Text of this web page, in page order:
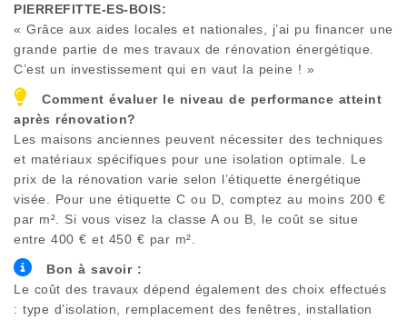
PIERREFITTE-ES-BOIS:
« Grâce aux aides locales et nationales, j’ai pu financer une
grande partie de mes travaux de rénovation énergétique.
C’est un investissement qui en vaut la peine ! »
Comment évaluer le niveau de performance atteint
après rénovation?
Les maisons anciennes peuvent nécessiter des techniques
et matériaux spécifiques pour une isolation optimale. Le
prix de la rénovation varie selon l’étiquette énergétique
visée. Pour une étiquette C ou D, comptez au moins 200 €
par m². Si vous visez la classe A ou B, le coût se situe
entre 400 € et 450 € par m².
Bon à savoir :
Le coût des travaux dépend également des choix effectués
: type d’isolation, remplacement des fenêtres, installation